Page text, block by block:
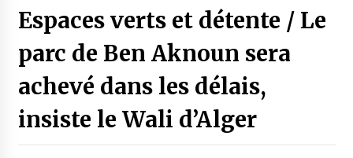
4 ans ago
Oum el Gaïla / L’ogresse du M’zab
4 ans ago
Espaces verts et détente / Le
parc de Ben Aknoun sera
achevé dans les délais,
insiste le Wali d’Alger